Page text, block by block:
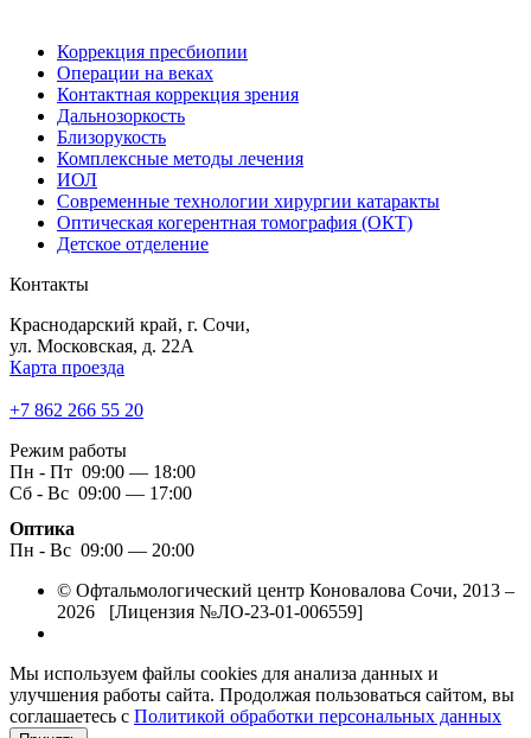
Коррекция пресбиопии
Операции на веках
Контактная коррекция зрения
Дальнозоркость
Близорукость
Комплексные методы лечения
ИОЛ
Современные технологии хирургии катаракты
Оптическая когерентная томография (ОКТ)
Детское отделение
Контакты
Краснодарский край, г. Сочи,
ул. Московская, д. 22А
Карта проезда
+7 862 266 55 20
Режим работы
Пн - Пт 09:00 — 18:00
Сб - Вс 09:00 — 17:00
Оптика
Пн - Вс 09:00 — 20:00
© Офтальмологический центр Коновалова Сочи, 2013 –
2026 [Лицензия №ЛО-23-01-006559]
Мы используем файлы cookies для анализа данных и
улучшения работы сайта. Продолжая пользоваться сайтом, вы
соглашаетесь с Политикой обработки персональных данных